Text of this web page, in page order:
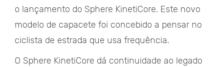
o lançamento do Sphere KinetiCore. Este novo
modelo de capacete foi concebido a pensar no
ciclista de estrada que usa frequência.
O Sphere KinetiCore dá continuidade ao legado